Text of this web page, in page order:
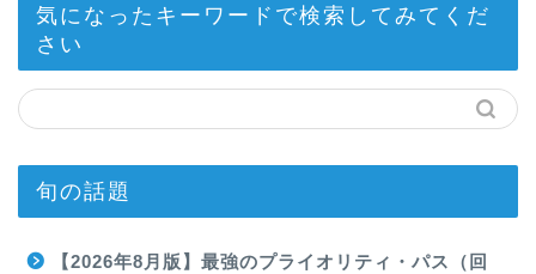
気になったキーワードで検索してみてくだ
さい
旬の話題
【2026年8月版】最強のプライオリティ・パス（回